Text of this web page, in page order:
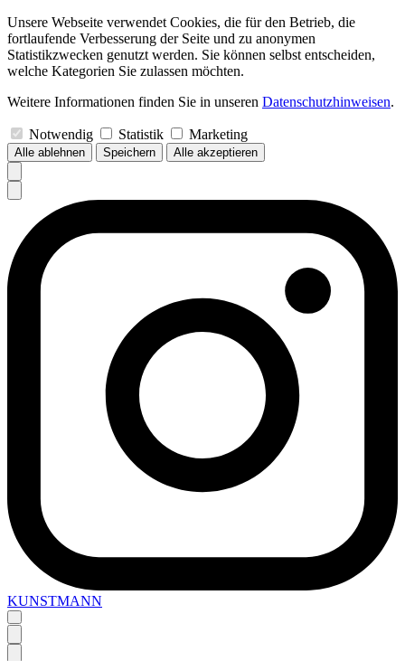
Unsere Webseite verwendet Cookies, die für den Betrieb, die
fortlaufende Verbesserung der Seite und zu anonymen
Statistikzwecken genutzt werden. Sie können selbst entscheiden,
welche Kategorien Sie zulassen möchten.
Weitere Informationen finden Sie in unseren Datenschutzhinweisen.
Notwendig Statistik Marketing
Alle ablehnen Speichern Alle akzeptieren
KUNSTMANN